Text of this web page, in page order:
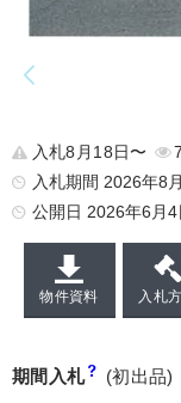
入札8月18日〜
入札期間 2026年8
公開日 2026年6月4
物件資料 入札
期間入札 (初出品)